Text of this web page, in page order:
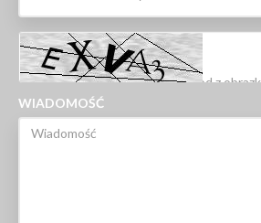
WIADOMOŚĆ